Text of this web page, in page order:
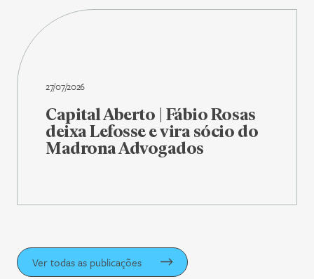
27/07/2026
Capital Aberto | Fábio Rosas
deixa Lefosse e vira sócio do
Madrona Advogados
Ver todas as publicações